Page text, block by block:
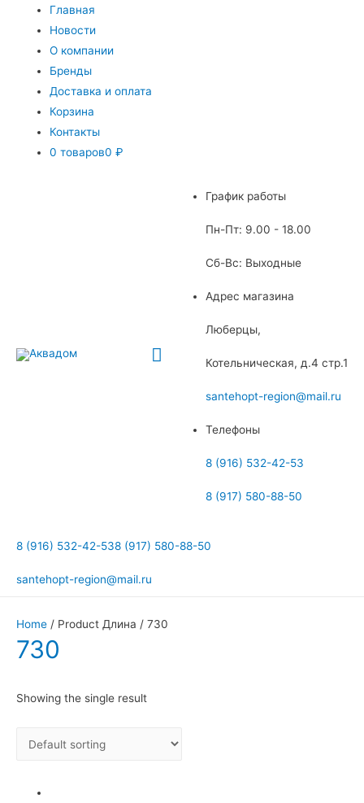
Главная
Новости
О компании
Бренды
Доставка и оплата
Корзина
Контакты
0 товаров0 ₽
Главное
График работы
Пн-Пт: 9.00 - 18.00
Сб-Вс: Выходные
Адрес магазина
Люберцы,
Котельническая, д.4 стр.1
santehopt-region@mail.ru
Телефоны
8 (916) 532-42-53
8 (917) 580-88-50
8 (916) 532-42-538 (917) 580-88-50
santehopt-region@mail.ru
Home / Product Длина / 730
730
Showing the single result